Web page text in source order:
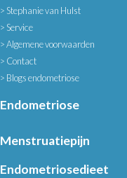
Stephanie van Hulst
Service
Algemene voorwaarden
Contact
Blogs endometriose
Endometriose
Menstruatiepijn
Endometriosedieet